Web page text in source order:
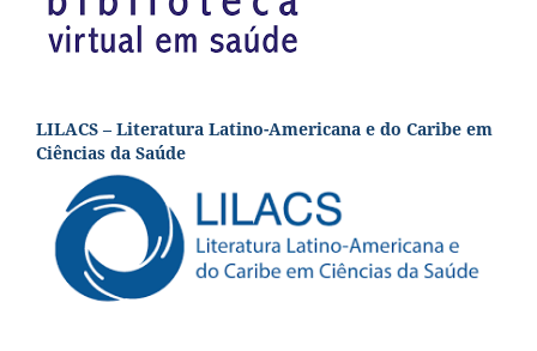
LILACS – Literatura Latino-Americana e do Caribe em
Ciências da Saúde